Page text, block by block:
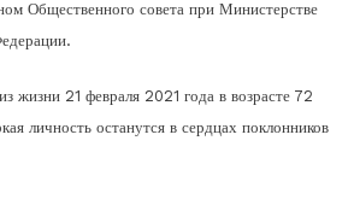
Общественного совета при Министерстве
21 февраля 2021 года в возрасте 72
личность останутся в сердцах поклонников